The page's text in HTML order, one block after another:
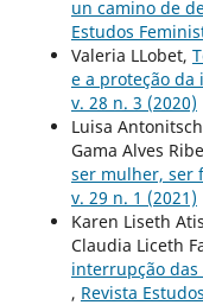
un camino de
Estudos
Valeria LLobet,
e a proteção da
v. 28 n. 3 (2020)
Luisa
Gama Alves
ser mulher, ser
v. 29 n. 1 (2021)
Karen Liseth
Claudia Liceth
interrupção
, Revista